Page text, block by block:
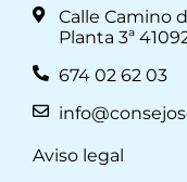
Calle Camino
Planta 3ª
674 02 62 03
Aviso legal